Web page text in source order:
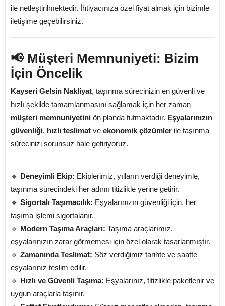
ile netleştirilmektedir. İhtiyacınıza özel fiyat almak için bizimle
iletişime geçebilirsiniz.
📢 Müşteri Memnuniyeti: Bizim
İçin Öncelik
Kayseri Gelsin Nakliyat, taşınma sürecinizin en güvenli ve
hızlı şekilde tamamlanmasını sağlamak için her zaman
müşteri memnuniyetini ön planda tutmaktadır. Eşyalarınızın
güvenliği, hızlı teslimat ve ekonomik çözümler ile taşınma
sürecinizi sorunsuz hale getiriyoruz.
🔹 Deneyimli Ekip: Ekiplerimiz, yılların verdiği deneyimle,
taşınma sürecindeki her adımı titizlikle yerine getirir.
🔹 Sigortalı Taşımacılık: Eşyalarınızın güvenliği için, her
taşıma işlemi sigortalanır.
🔹 Modern Taşıma Araçları: Taşıma araçlarımız,
eşyalarınızın zarar görmemesi için özel olarak tasarlanmıştır.
🔹 Zamanında Teslimat: Söz verdiğimiz tarihte ve saatte
eşyalarınız teslim edilir.
🔹 Hızlı ve Güvenli Taşıma: Eşyalarınız, titizlikle paketlenir ve
uygun araçlarla taşınır.